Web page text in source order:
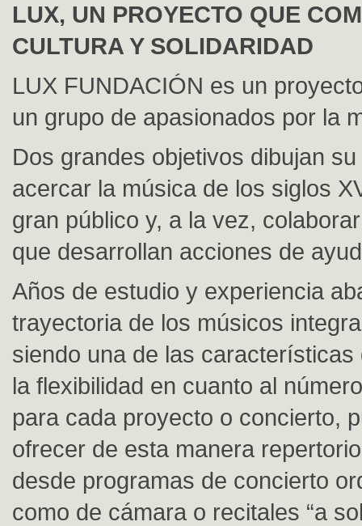
LUX, UN PROYECTO QUE
CULTURA Y SOLIDARIDAD
LUX FUNDACIÓN es un
un grupo de apasionados por la
Dos grandes objetivos dibujan
acercar la música de los siglos
gran público y, a la vez,
que desarrollan acciones de
Años de estudio y experiencia
trayectoria de los músicos
siendo una de las características
la flexibilidad en cuanto al
para cada proyecto o concierto,
ofrecer de esta manera
desde programas de concierto
como de cámara o recitales “a